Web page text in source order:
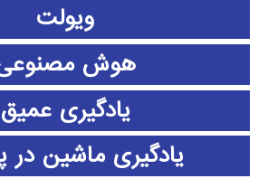
ویولت
هوش
یادگیری عمیق
یادگیری ماشین در